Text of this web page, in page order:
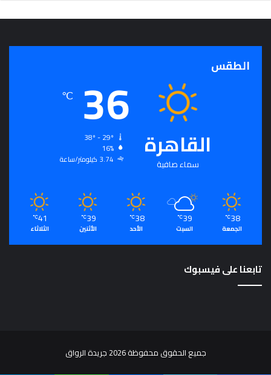
الطقس
القاهرة
سماء صافية
36
℃
16%
3.74 كيلومتر/ساعة
38
℃
الجمعة
39
℃
السبت
38
℃
الأحد
39
℃
الأثنين
41
℃
الثلاثاء
تابعنا على فيسبوك
جميع الحقوق محفوظة 2026 جريدة الرواق